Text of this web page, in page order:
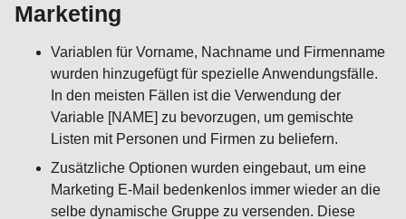
Marketing
Variablen für Vorname, Nachname und Firmenname
wurden hinzugefügt für spezielle Anwendungsfälle.
In den meisten Fällen ist die Verwendung der
Variable [NAME] zu bevorzugen, um gemischte
Listen mit Personen und Firmen zu beliefern.
Zusätzliche Optionen wurden eingebaut, um eine
Marketing E-Mail bedenkenlos immer wieder an die
selbe dynamische Gruppe zu versenden. Diese